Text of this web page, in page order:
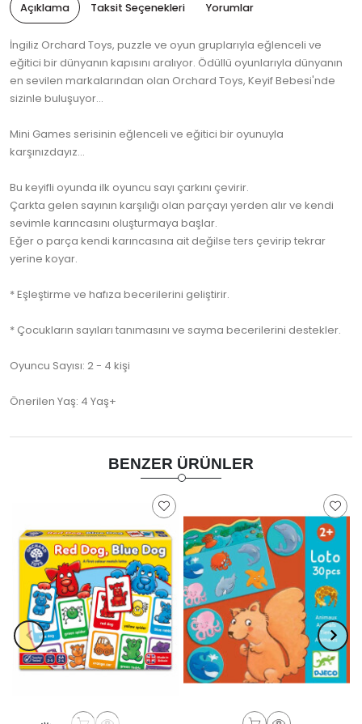
Açıklama Taksit Seçenekleri Yorumlar
İngiliz Orchard Toys, puzzle ve oyun gruplarıyla eğlenceli ve
eğitici bir dünyanın kapısını aralıyor. Ödüllü oyunlarıyla dünyanın
en sevilen markalarından olan Orchard Toys, Keyif Bebesi'nde
sizinle buluşuyor...
Mini Games serisinin eğlenceli ve eğitici bir oyunuyla
karşınızdayız...
Bu keyifli oyunda ilk oyuncu sayı çarkını çevirir.
Çarkta gelen sayının karşılığı olan parçayı yerden alır ve kendi
sevimle karıncasını oluşturmaya başlar.
Eğer o parça kendi karıncasına ait değilse ters çevirip tekrar
yerine koyar.
* Eşleştirme ve hafıza becerilerini geliştirir.
* Çocukların sayıları tanımasını ve sayma becerilerini destekler.
Oyuncu Sayısı: 2 - 4 kişi
Önerilen Yaş: 4 Yaş+
BENZER ÜRÜNLER